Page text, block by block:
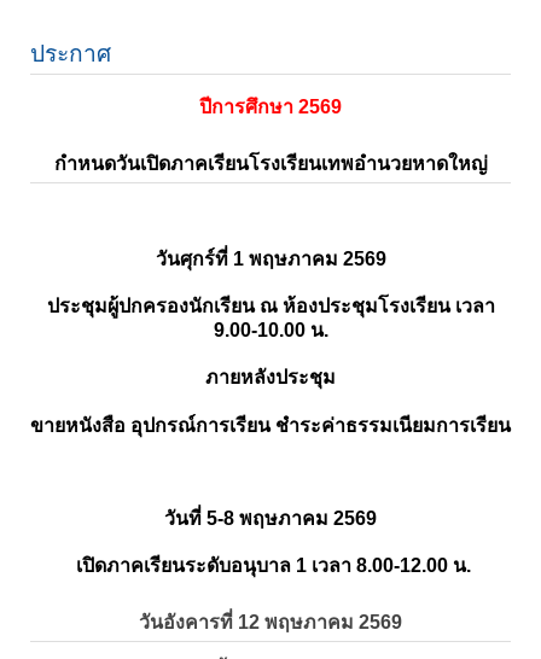
ประกาศ
ปีการศึกษา 2569
กำหนดวันเปิดภาคเรียนโรงเรียนเทพอำนวยหาดใหญ่
วันศุกร์ที่ 1 พฤษภาคม 2569
ประชุมผู้ปกครองนักเรียน ณ ห้องประชุมโรงเรียน เวลา
9.00-10.00 น.
ภายหลังประชุม
ขายหนังสือ อุปกรณ์การเรียน ชำระค่าธรรมเนียมการเรียน
วันที่ 5-8 พฤษภาคม 2569
เปิดภาคเรียนระดับอนุบาล 1 เวลา 8.00-12.00 น.
วันอังคารที่ 12 พฤษภาคม 2569